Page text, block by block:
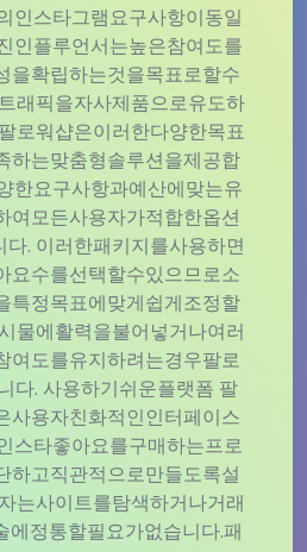
인스타그램요구사항이동일
인플루언서는높은참여도를
을확립하는것을목표로할수
래픽을자사제품으로유도하
로워샵은이러한다양한목표
하는맞춤형솔루션을제공합
한요구사항과예산에맞는유
여모든사용자가적합한옵션
. 이러한패키지를사용하면
요수를선택할수있으므로소
특정목표에맞게쉽게조정할
물에활력을불어넣거나여러
여도를유지하려는경우팔로
다. 사용하기쉬운플랫폼 팔
사용자친화적인인터페이스
스타좋아요를구매하는프로
하고직관적으로만들도록설
는사이트를탐색하거나거래
에정통할필요가없습니다.패